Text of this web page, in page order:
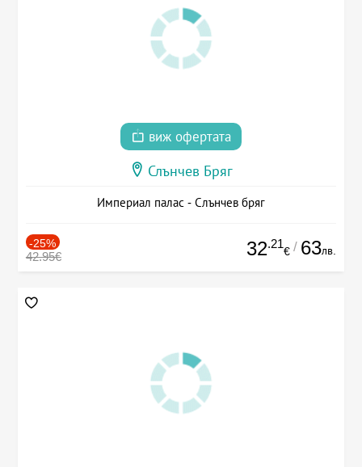
виж офертата
Слънчев Бряг
Империал палас - Слънчев бряг
-25%
42.95€ 32.21
€ / 63лв.